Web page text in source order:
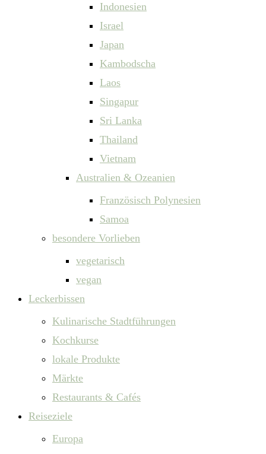
Indonesien
Israel
Japan
Kambodscha
Laos
Singapur
Sri Lanka
Thailand
Vietnam
Australien & Ozeanien
Französisch Polynesien
Samoa
besondere Vorlieben
vegetarisch
vegan
Leckerbissen
Kulinarische Stadtführungen
Kochkurse
lokale Produkte
Märkte
Restaurants & Cafés
Reiseziele
Europa